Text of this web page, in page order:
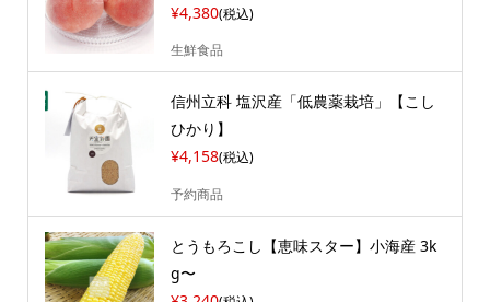
¥4,380(税込)
生鮮食品
信州立科 塩沢産「低農薬栽培」【こし
ひかり】
¥4,158(税込)
予約商品
とうもろこし【恵味スター】小海産 3k
g〜